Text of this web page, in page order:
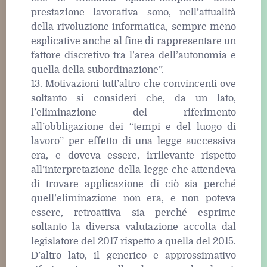
prestazione lavorativa sono, nell’attualità
della rivoluzione informatica, sempre meno
esplicative anche al fine di rappresentare un
fattore discretivo tra l’area dell’autonomia e
quella della subordinazione”.
13. Motivazioni tutt’altro che convincenti ove
soltanto si consideri che, da un lato,
l’eliminazione del riferimento
all’obbligazione dei “tempi e del luogo di
lavoro” per effetto di una legge successiva
era, e doveva essere, irrilevante rispetto
all’interpretazione della legge che attendeva
di trovare applicazione di ciò sia perché
quell’eliminazione non era, e non poteva
essere, retroattiva sia perché esprime
soltanto la diversa valutazione accolta dal
legislatore del 2017 rispetto a quella del 2015.
D’altro lato, il generico e approssimativo